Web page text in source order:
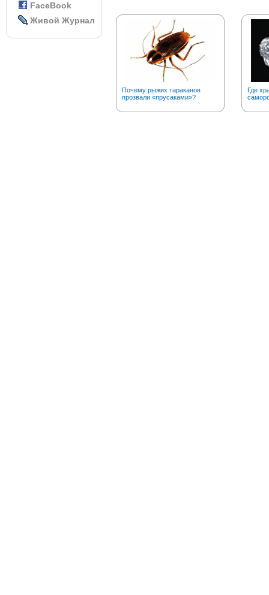
FaceBook
Живой Журнал
Почему рыжих тараканов
прозвали «прусаками»?
Где